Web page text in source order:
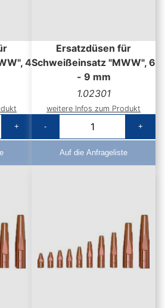
4
+
Ersatzdüsen für
Schweißeinsatz "MWW", 6
- 9 mm
1.02301
weitere Infos zum Produkt
-
+
Auf die Anfrageliste